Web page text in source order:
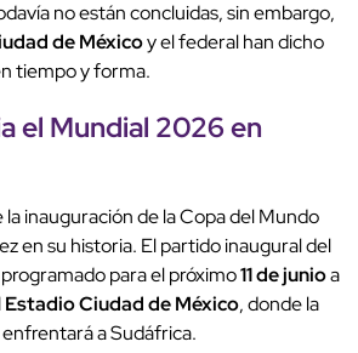
no están concluidas, sin embargo,
de Méxicoy el federal han dicho
tiempo y forma.
el Mundial 2026en
la inauguración de la Copa del Mundo
en su historia. El partido inaugural del
para el próximo11 de junioa
Estadio Ciudad de México, donde la
a Sudáfrica.